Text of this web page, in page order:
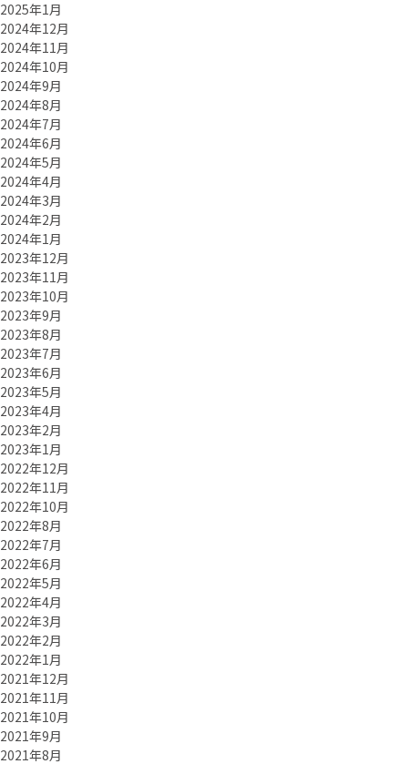
2025年1月
2024年12月
2024年11月
2024年10月
2024年9月
2024年8月
2024年7月
2024年6月
2024年5月
2024年4月
2024年3月
2024年2月
2024年1月
2023年12月
2023年11月
2023年10月
2023年9月
2023年8月
2023年7月
2023年6月
2023年5月
2023年4月
2023年2月
2023年1月
2022年12月
2022年11月
2022年10月
2022年8月
2022年7月
2022年6月
2022年5月
2022年4月
2022年3月
2022年2月
2022年1月
2021年12月
2021年11月
2021年10月
2021年9月
2021年8月